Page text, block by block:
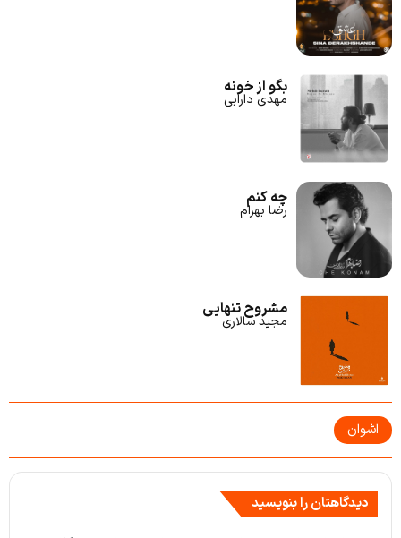
بگو از خونه
مهدی دارابی
چه کنم
رضا بهرام
مشروح تنهایی
مجید سالاری
اشوان
دیدگاهتان را بنویسید